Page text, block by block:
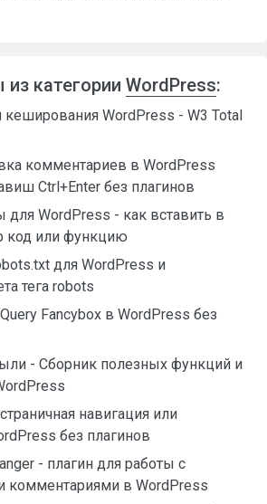
категории WordPress:
WordPress - W3 Total
комментариев в WordPress
Ctrl+Enter без плагинов
WordPress - как вставить в
код или функцию
для WordPress и
тега robots
Fancybox в WordPress без
- Сборник полезных функций и
навигация или
без плагинов
- плагин для работы с
в WordPress